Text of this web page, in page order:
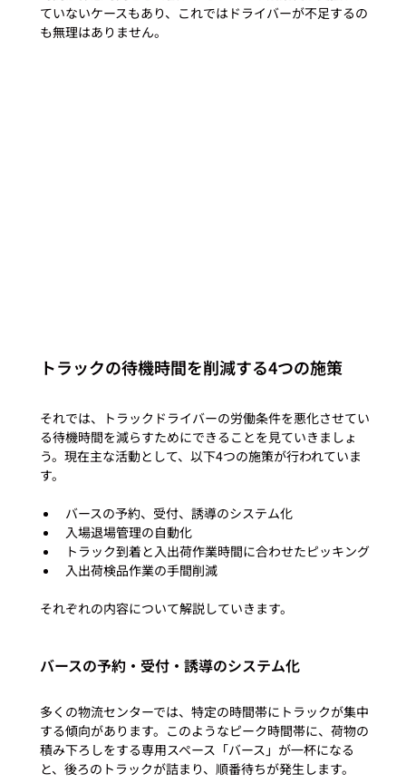
ていないケースもあり、これではドライバーが不足するの
も無理はありません。
トラックの待機時間を削減する4つの施策
それでは、トラックドライバーの労働条件を悪化させてい
る待機時間を減らすためにできることを見ていきましょ
う。現在主な活動として、以下4つの施策が行われていま
バースの予約、受付、誘導のシステム化
入場退場管理の自動化
トラック到着と入出荷作業時間に合わせたピッキング
入出荷検品作業の手間削減
バースの予約・受付・誘導のシステム化
多くの物流センターでは、特定の時間帯にトラックが集中
する傾向があります。このようなピーク時間帯に、荷物の
積み下ろしをする専用スペース「バース」が一杯になる
と、後ろのトラックが詰まり、順番待ちが発生します。